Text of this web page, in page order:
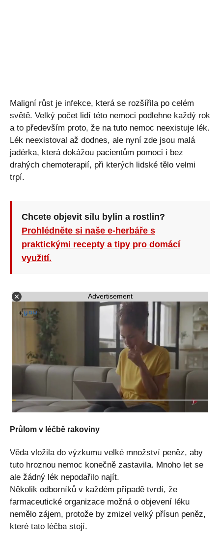
Maligní růst je infekce, která se rozšířila po celém
světě. Velký počet lidí této nemoci podlehne každý rok
a to především proto, že na tuto nemoc neexistuje lék.
Lék neexistoval až dodnes, ale nyní zde jsou malá
jadérka, která dokážou pacientům pomoci i bez
drahých chemoterapií, při kterých lidské tělo velmi
trpí.
Chcete objevit sílu bylin a rostlin?
Prohlédněte si naše e-herbáře s
praktickými recepty a tipy pro domácí
využití.
Advertisement
Průlom v léčbě rakoviny
Věda vložila do výzkumu velké množství peněz, aby
tuto hroznou nemoc konečně zastavila. Mnoho let se
ale žádný lék nepodařilo najít.
Několik odborníků v každém případě tvrdí, že
farmaceutické organizace možná o objevení léku
nemělo zájem, protože by zmizel velký přísun peněz,
které tato léčba stojí.